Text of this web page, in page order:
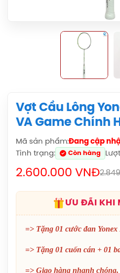
Vợt Cầu Lông
VA Game Chính
Mã sản phẩm:Đang cập
Tình trạng:
Còn hàng
2.600.000 VNĐ
ƯU ĐÃI KHI
=> Tặng 01 cước đan
=> Tặng 01 cuốn cán + 01
=> Giao hàng nhanh
Balo Cầu Lông
(Black/Blue)
1.690.000đ
Balo Cầu Lông
Balo Cầu Lông
450.000đ